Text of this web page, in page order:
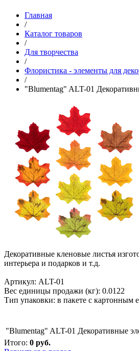
Главная
/
Каталог товаров
/
Для творчества
/
Флористика - элементы для
/
"Blumentag" ALT-01
Декоративные кленовые листья
интерьера и подарков и т.д.
Артикул: ALT-01
Вес единицы продажи (кг): 0.0122
Тип упаковки: в пакете с картонным
"Blumentag" ALT-01 Декоративные
Итого: 0 руб.